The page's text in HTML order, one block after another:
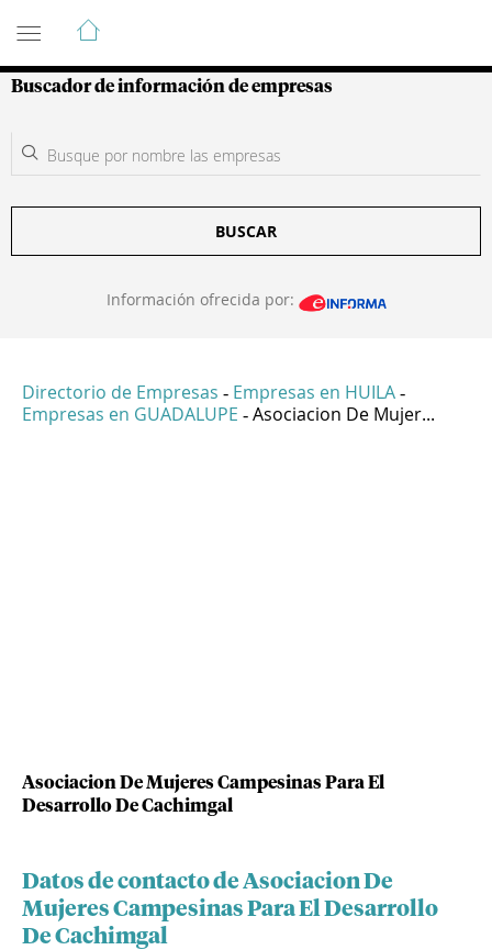
Guía de Empresas Colombianas
Buscador de información de empresas
BUSCAR
Información ofrecida por:
Directorio de Empresas - Empresas en HUILA -
Empresas en GUADALUPE - Asociacion De Mujer...
Asociacion De Mujeres Campesinas Para El
Desarrollo De Cachimgal
Datos de contacto de Asociacion De
Mujeres Campesinas Para El Desarrollo
De Cachimgal